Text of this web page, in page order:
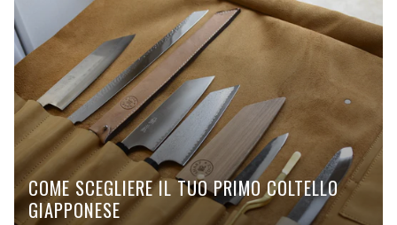
COME SCEGLIERE IL TUO PRIMO COLTELLO
GIAPPONESE